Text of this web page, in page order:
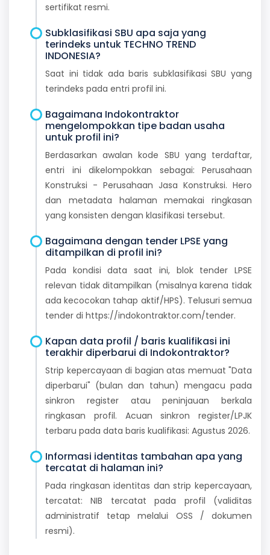
sertifikat resmi.
Subklasifikasi SBU apa saja yang
terindeks untuk TECHNO TREND
INDONESIA?
Saat ini tidak ada baris subklasifikasi SBU yang
terindeks pada entri profil ini.
Bagaimana Indokontraktor
mengelompokkan tipe badan usaha
untuk profil ini?
Berdasarkan awalan kode SBU yang terdaftar,
entri ini dikelompokkan sebagai: Perusahaan
Konstruksi - Perusahaan Jasa Konstruksi. Hero
dan metadata halaman memakai ringkasan
yang konsisten dengan klasifikasi tersebut.
Bagaimana dengan tender LPSE yang
ditampilkan di profil ini?
Pada kondisi data saat ini, blok tender LPSE
relevan tidak ditampilkan (misalnya karena tidak
ada kecocokan tahap aktif/HPS). Telusuri semua
tender di https://indokontraktor.com/tender.
Kapan data profil / baris kualifikasi ini
terakhir diperbarui di Indokontraktor?
Strip kepercayaan di bagian atas memuat "Data
diperbarui" (bulan dan tahun) mengacu pada
sinkron register atau peninjauan berkala
ringkasan profil. Acuan sinkron register/LPJK
terbaru pada data baris kualifikasi: Agustus 2026.
Informasi identitas tambahan apa yang
tercatat di halaman ini?
Pada ringkasan identitas dan strip kepercayaan,
tercatat: NIB tercatat pada profil (validitas
administratif tetap melalui OSS / dokumen
resmi).